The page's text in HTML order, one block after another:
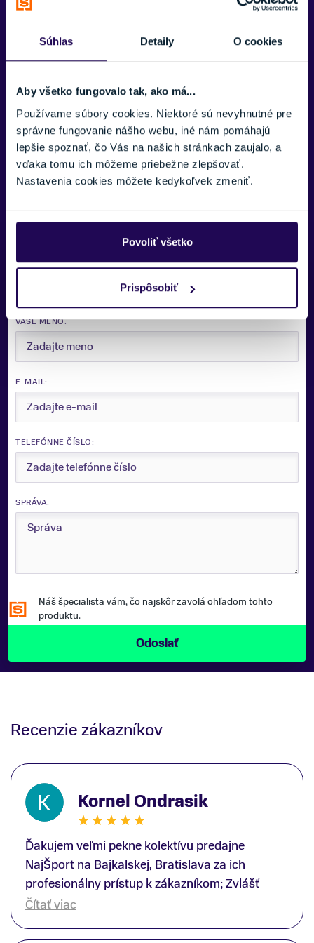
Súhlas Detaily O cookies
Aby všetko fungovalo tak, ako má...
Používame súbory cookies. Niektoré sú nevyhnutné pre
správne fungovanie nášho webu, iné nám pomáhajú
lepšie spoznať, čo Vás na našich stránkach zaujalo, a
vďaka tomu ich môžeme priebežne zlepšovať.
Nastavenia cookies môžete kedykoľvek zmeniť.
Povoliť všetko
Prispôsobiť
Stöckli
Zobraziť menej
Vonkajší materiál
Materiálové zloženie
100% Polyester
Podšívka
2-Way stretch
Výplň
Zobraziť viac
Potrebujete viac informácii? Sme tu
pre vás.
VAŠE MENO:
E-MAIL:
TELEFÓNNE ČÍSLO:
SPRÁVA:
Náš špecialista vám, čo najskôr zavolá ohľadom tohto
produktu.
Recenzie zákazníkov
Kornel Ondrasik
Ďakujem veľmi pekne kolektívu predajne
NajŠport na Bajkalskej, Bratislava za ich
profesionálny prístup k zákazníkom; Zvlášť
ďakujem špecialistovi Martinovi Gunišovi za
Čítať viac